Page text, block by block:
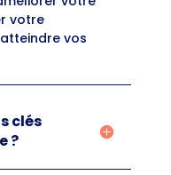
votre
vos
clés
?